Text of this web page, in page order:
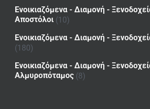
Ενοικιαζόμενα - Διαμονή -
Αποστόλοι (10)
Ενοικιαζόμενα - Διαμονή -
(180)
Ενοικιαζόμενα - Διαμονή -
Αλμυροπόταμος (8)